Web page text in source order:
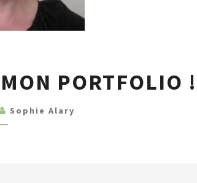
PORTFOLIO !
Sophie Alary